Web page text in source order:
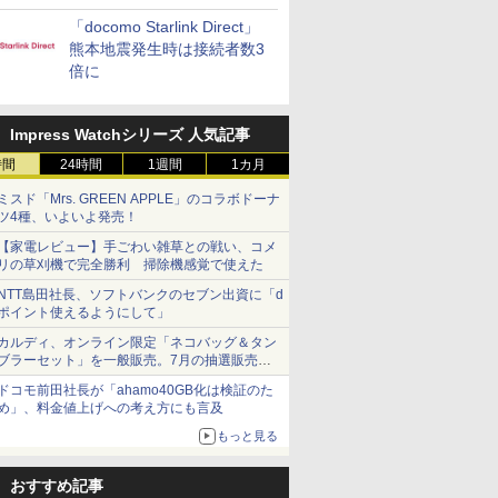
「docomo Starlink Direct」
熊本地震発生時は接続者数3
倍に
Impress Watchシリーズ 人気記事
24時間 1週間 1カ月
スド「Mrs. GREEN APPLE」のコラボドーナ
4種、いよいよ発売！
家電レビュー】手ごわい雑草との戦い、コメ
の草刈機で完全勝利 掃除機感覚で使えた
島田社長、ソフトバンクのセブン出資に「d
イント使えるようにして」
ルディ、オンライン限定「ネコバッグ＆タン
ラーセット」を一般販売。7月の抽選販売の
選無効分
コモ前田社長が「ahamo40GB化は検証のた
」、料金値上げへの考え方にも言及
もっと見る
おすすめ記事